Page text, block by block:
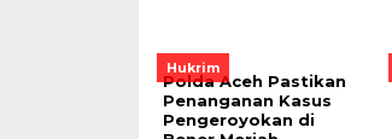
Hukrim
Polda Aceh Pastikan
Penanganan Kasus
Pengeroyokan di